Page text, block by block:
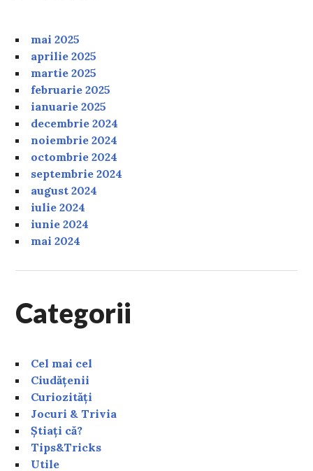
mai 2025
aprilie 2025
martie 2025
februarie 2025
ianuarie 2025
decembrie 2024
noiembrie 2024
octombrie 2024
septembrie 2024
august 2024
iulie 2024
iunie 2024
mai 2024
Categorii
Cel mai cel
Ciudățenii
Curiozități
Jocuri & Trivia
Știați că?
Tips&Tricks
Utile